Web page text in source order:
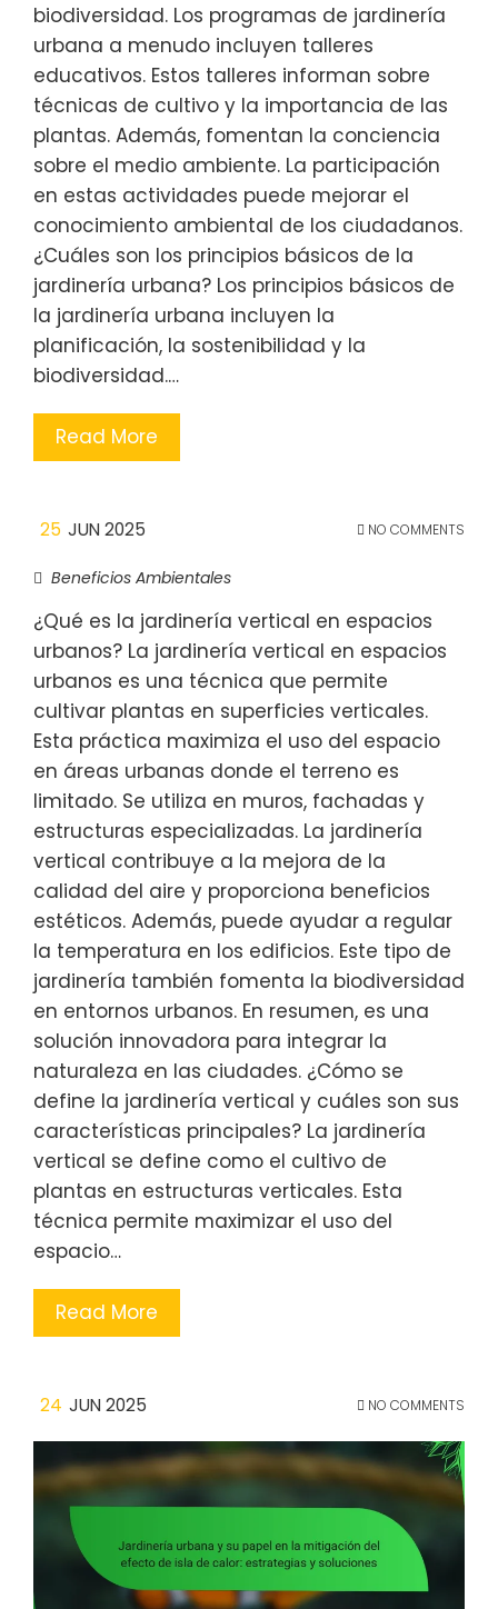
biodiversidad. Los programas de jardinería
urbana a menudo incluyen talleres
educativos. Estos talleres informan sobre
técnicas de cultivo y la importancia de las
plantas. Además, fomentan la conciencia
sobre el medio ambiente. La participación
en estas actividades puede mejorar el
conocimiento ambiental de los ciudadanos.
¿Cuáles son los principios básicos de la
jardinería urbana? Los principios básicos de
la jardinería urbana incluyen la
planificación, la sostenibilidad y la
biodiversidad.…
Read More
25 JUN 2025 NO COMMENTS
Beneficios Ambientales
¿Qué es la jardinería vertical en espacios
urbanos? La jardinería vertical en espacios
urbanos es una técnica que permite
cultivar plantas en superficies verticales.
Esta práctica maximiza el uso del espacio
en áreas urbanas donde el terreno es
limitado. Se utiliza en muros, fachadas y
estructuras especializadas. La jardinería
vertical contribuye a la mejora de la
calidad del aire y proporciona beneficios
estéticos. Además, puede ayudar a regular
la temperatura en los edificios. Este tipo de
jardinería también fomenta la biodiversidad
en entornos urbanos. En resumen, es una
solución innovadora para integrar la
naturaleza en las ciudades. ¿Cómo se
define la jardinería vertical y cuáles son sus
características principales? La jardinería
vertical se define como el cultivo de
plantas en estructuras verticales. Esta
técnica permite maximizar el uso del
espacio…
Read More
24 JUN 2025 NO COMMENTS